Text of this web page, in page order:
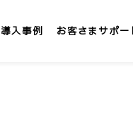
導入事例 お客さまサポー